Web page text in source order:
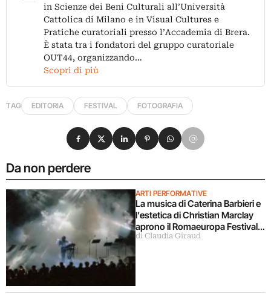
in Scienze dei Beni Culturali all’Università
Cattolica di Milano e in Visual Cultures e
Pratiche curatoriali presso l’Accademia di Brera.
È stata tra i fondatori del gruppo curatoriale
OUT44, organizzando…
Scopri di più
TAG EDITORIA FESTIVAL FOTOGRAFIA
Da non perdere
ARTI PERFORMATIVE
La musica di Caterina Barbieri e
l’estetica di Christian Marclay
aprono il Romaeuropa Festival
2026
di Claudia Giraud
Condividi su Facebook
Condividi su X
Condividi su LinkedIn
Condividi su Pinterest
Condividi su WhatsApp
Condividi su Email